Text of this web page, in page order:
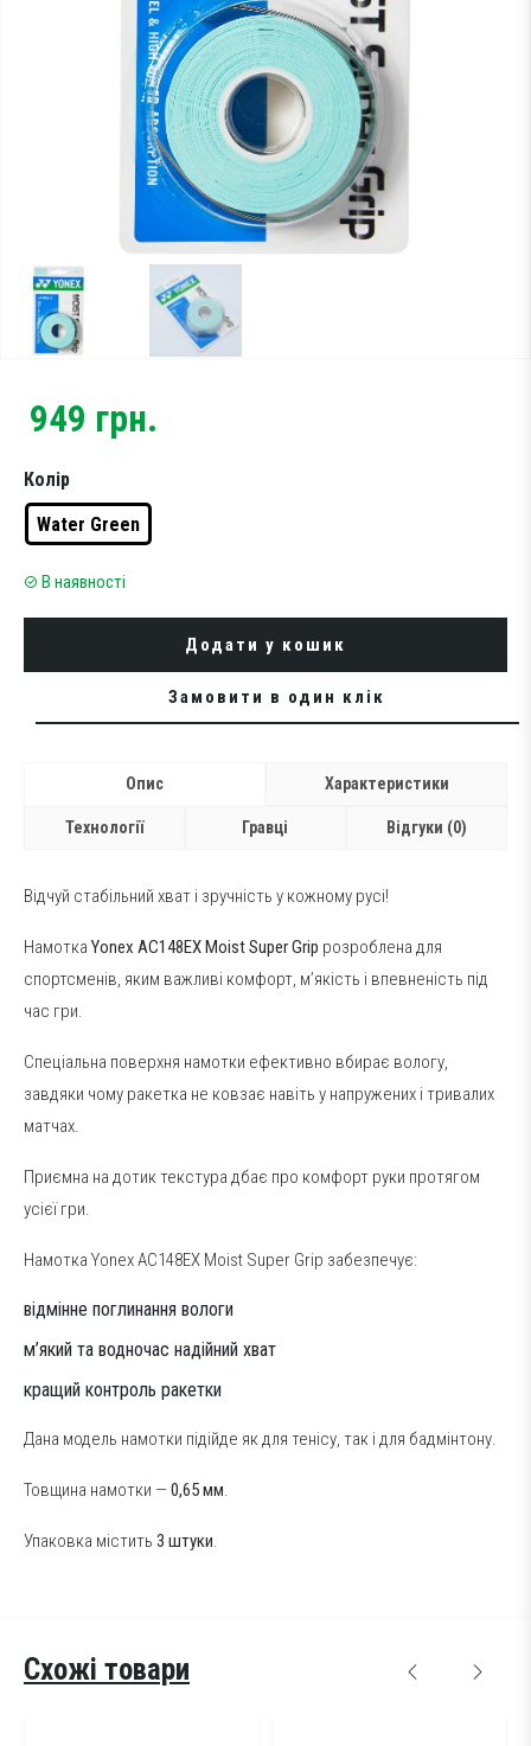
Тестові ракетки
949 грн.
Колір
Water Green
В наявності
Додати у кошик
Замовити в один клік
Опис Характеристики
Технології Гравці Відгуки (0)
Відчуй стабільний хват і зручність у кожному русі!
Намотка Yonex AC148EX Moist Super Grip розроблена для
спортсменів, яким важливі комфорт, м’якість і впевненість під
час гри.
Спеціальна поверхня намотки ефективно вбирає вологу,
завдяки чому ракетка не ковзає навіть у напружених і тривалих
матчах.
Приємна на дотик текстура дбає про комфорт руки протягом
усієї гри.
Намотка Yonex AC148EX Moist Super Grip забезпечує:
відмінне поглинання вологи
м’який та водночас надійний хват
кращий контроль ракетки
Дана модель намотки підійде як для тенісу, так і для бадмінтону.
Товщина намотки —0,65 мм.
Упаковка містить 3 штуки.
Схожі товари